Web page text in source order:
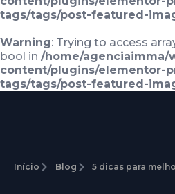
tags/tags/post-featured-
Warning: Trying to access
bool in /home/agenciaimma/
content/plugins/elementor-
tags/tags/post-featured-
Início Blog 5 dicas para